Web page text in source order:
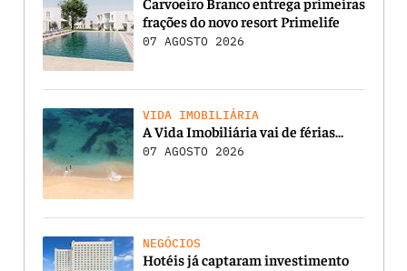
frações do novo resort Primelife
07 AGOSTO 2026
VIDA IMOBILIÁRIA
A Vida Imobiliária vai de férias…
07 AGOSTO 2026
NEGÓCIOS
Hotéis já captaram investimento